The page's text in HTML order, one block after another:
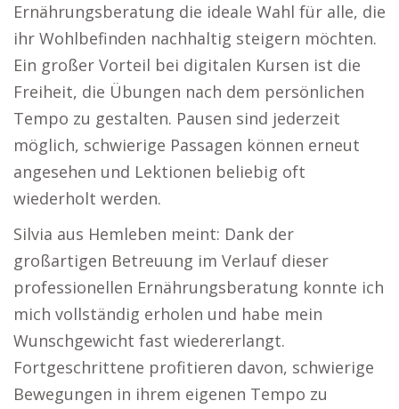
Ernährungsberatung die ideale Wahl für alle, die
ihr Wohlbefinden nachhaltig steigern möchten.
Ein großer Vorteil bei digitalen Kursen ist die
Freiheit, die Übungen nach dem persönlichen
Tempo zu gestalten. Pausen sind jederzeit
möglich, schwierige Passagen können erneut
angesehen und Lektionen beliebig oft
wiederholt werden.
Silvia aus Hemleben meint: Dank der
großartigen Betreuung im Verlauf dieser
professionellen Ernährungsberatung konnte ich
mich vollständig erholen und habe mein
Wunschgewicht fast wiedererlangt.
Fortgeschrittene profitieren davon, schwierige
Bewegungen in ihrem eigenen Tempo zu